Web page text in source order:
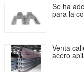
Se ha
para la
para el
Venta
acero